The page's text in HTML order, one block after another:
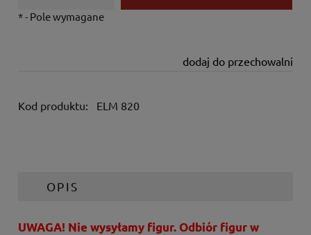
dodaj do przechowalni
*- Pole wymagane
Kod produktu: ELM 820
OPIS
UWAGA! Nie wysyłamy figur. Odbiór figur w